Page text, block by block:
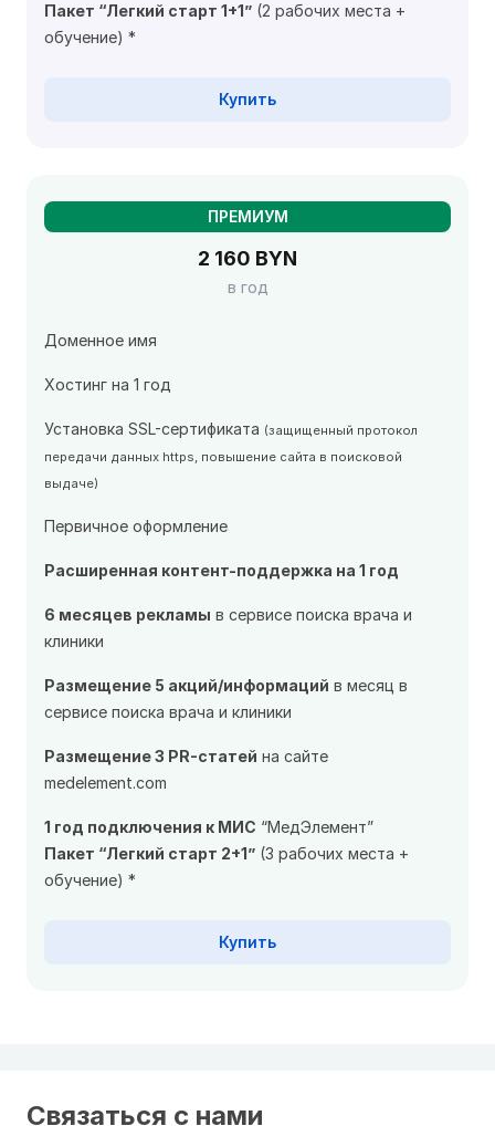
Пакет “Легкий старт 1+1” (2 рабочих места +
обучение) *
Купить
ПРЕМИУМ
2 160 BYN
в год
Доменное имя
Хостинг на 1 год
Установка SSL-сертификата (защищенный протокол
передачи данных https, повышение сайта в поисковой
выдаче)
Первичное оформление
Расширенная контент-поддержка на 1 год
6 месяцев рекламы в сервисе поиска врача и
клиники
Размещение 5 акций/информаций в месяц в
сервисе поиска врача и клиники
Размещение 3 PR-статей на сайте
medelement.com
1 год подключения к МИС “МедЭлемент”
Пакет “Легкий старт 2+1” (3 рабочих места +
обучение) *
Купить
Связаться с нами